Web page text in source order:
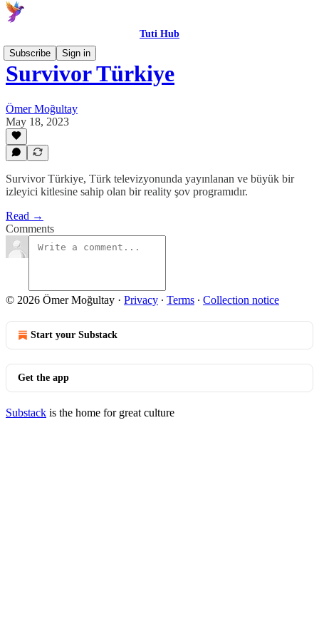
Tuti Hub
Subscribe
Sign in
Survivor Türkiye
Ömer Moğultay
May 18, 2023
Survivor Türkiye, Türk televizyonunda yayınlanan ve büyük bir
izleyici kitlesine sahip olan bir reality şov programıdır.
Read →
Comments
© 2026 Ömer Moğultay · Privacy ∙ Terms ∙ Collection notice
Start your Substack
Get the app
Substack is the home for great culture